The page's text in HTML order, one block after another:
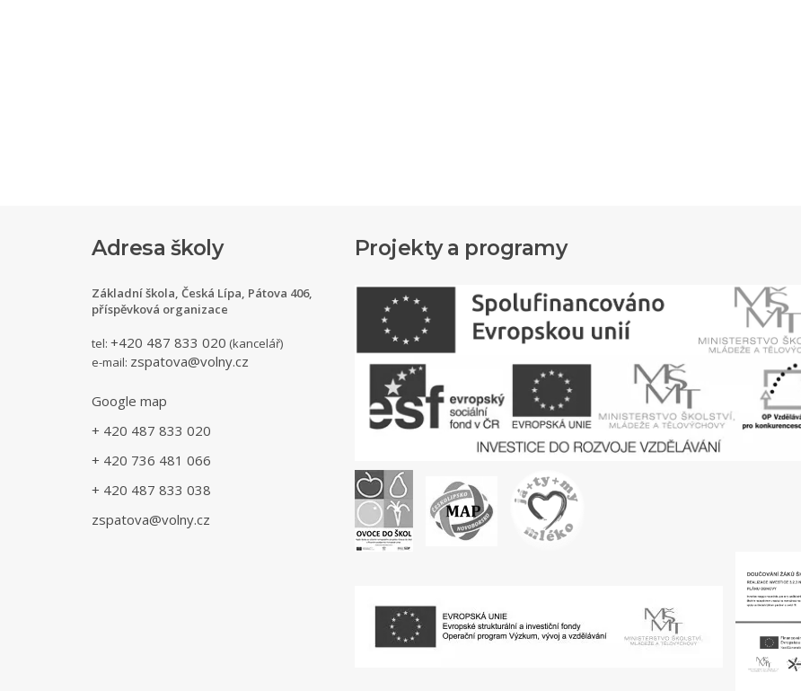
Adresa školy
Základní škola, Česká Lípa, Pátova 406,
příspěvková organizace
tel: +420 487 833 020 (kancelář)
e-mail: zspatova@volny.cz
Google map
+ 420 487 833 020
+ 420 736 481 066
+ 420 487 833 038
zspatova@volny.cz
Projekty a programy